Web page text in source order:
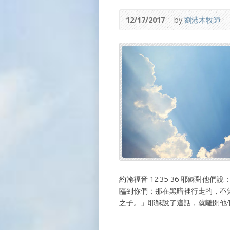
12/17/2017 by劉港木牧師
約翰福音 12:35-36 耶穌對他們說
臨到你們；那在黑暗裡行走的，
之子。」耶穌說了這話，就離開他